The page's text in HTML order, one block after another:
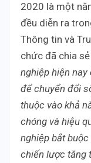
2020 là một
đều diễn ra
Thông tin và
chức đã chia
nghiệp hiện
để chuyển đổi
thuộc vào khả
chóng và hiệu
nghiệp bắt
chiến lược tăng